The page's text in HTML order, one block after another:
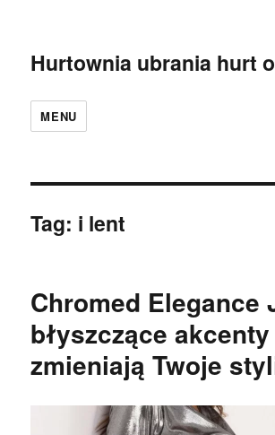
Hurtownia ubrania hurt
MENU
Tag: i lent
Chromed Elegance
błyszczące akcenty
zmieniają Twoje